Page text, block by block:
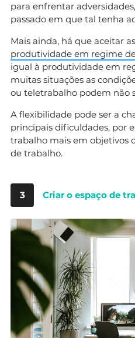
para enfrentar
passado em que tal tenha
Mais ainda, há que aceitar
produtividade em regime
igual à produtividade em
muitas situações as
ou teletrabalho podem não
A flexibilidade pode ser a
principais dificuldades, por
trabalho mais em objetivos
de trabalho.
3 Criar o espaço de